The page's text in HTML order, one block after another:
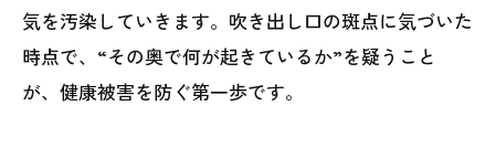
気を汚染していきます。吹き出し口の斑点に気づいた
時点で、“その奥で何が起きているか”を疑うこと
が、健康被害を防ぐ第一歩です。